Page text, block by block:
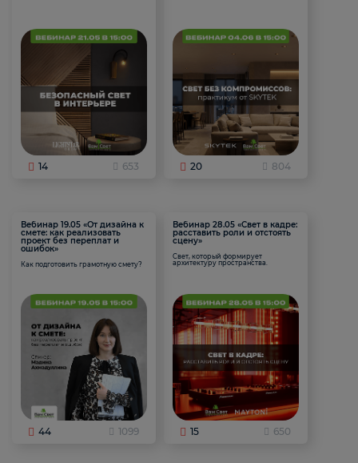
14 653 20 804
Вебинар 19.05 «От дизайна к
смете: как реализовать
проект без переплат и
ошибок»
Как подготовить грамотную смету?
44 1099
Вебинар 28.05 «Свет в кадре:
расставить роли и отстоять
сцену»
Свет, который формирует
архитектуру пространства.
15 650